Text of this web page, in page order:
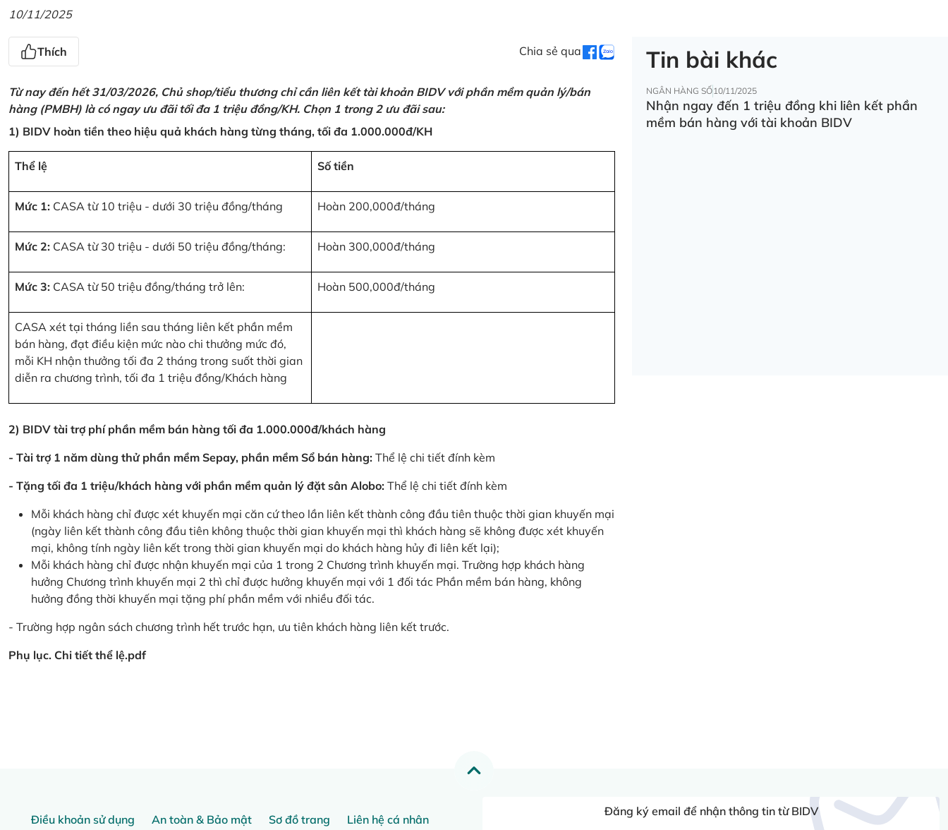
10/11/2025
Thích Chia sẻ qua
Từ nay đến hết 31/03/2026, Chủ shop/tiểu thương chỉ cần liên kết tài khoản BIDV với phần mềm quản lý/bán
hàng (PMBH) là có ngay ưu đãi tối đa 1 triệu đồng/KH. Chọn 1 trong 2 ưu đãi sau:
1) BIDV hoàn tiền theo hiệu quả khách hàng từng tháng, tối đa 1.000.000đ/KH
Thể lệ Số tiền
Mức 1: CASA từ 10 triệu - dưới 30 triệu đồng/tháng Hoàn 200,000đ/tháng
Mức 2: CASA từ 30 triệu - dưới 50 triệu đồng/tháng: Hoàn 300,000đ/tháng
Mức 3: CASA từ 50 triệu đồng/tháng trở lên: Hoàn 500,000đ/tháng
CASA xét tại tháng liền sau tháng liên kết phần mềm
bán hàng, đạt điều kiện mức nào chi thưởng mức đó,
mỗi KH nhận thưởng tối đa 2 tháng trong suốt thời gian
diễn ra chương trình, tối đa 1 triệu đồng/Khách hàng
2) BIDV tài trợ phí phần mềm bán hàng tối đa 1.000.000đ/khách hàng
- Tài trợ 1 năm dùng thử phần mềm Sepay, phần mềm Sổ bán hàng: Thể lệ chi tiết đính kèm
- Tặng tối đa 1 triệu/khách hàng với phần mềm quản lý đặt sân Alobo: Thể lệ chi tiết đính kèm
Mỗi khách hàng chỉ được xét khuyến mại căn cứ theo lần liên kết thành công đầu tiên thuộc thời gian khuyến mại
(ngày liên kết thành công đầu tiên không thuộc thời gian khuyến mại thì khách hàng sẽ không được xét khuyến
mại, không tính ngày liên kết trong thời gian khuyến mại do khách hàng hủy đi liên kết lại);
Mỗi khách hàng chỉ được nhận khuyến mại của 1 trong 2 Chương trình khuyến mại. Trường hợp khách hàng
hưởng Chương trình khuyến mại 2 thì chỉ được hưởng khuyến mại với 1 đối tác Phần mềm bán hàng, không
hưởng đồng thời khuyến mại tặng phí phần mềm với nhiều đối tác.
- Trường hợp ngân sách chương trình hết trước hạn, ưu tiên khách hàng liên kết trước.
Phụ lục. Chi tiết thể lệ.pdf
Tin bài khác
NGÂN HÀNG SỐ10/11/2025
Nhận ngay đến 1 triệu đồng khi liên kết phần
mềm bán hàng với tài khoản BIDV
Điều khoản sử dụng An toàn & Bảo mật Sơ đồ trang
Liên hệ cá nhân
Đăng ký email để nhận thông tin từ BIDV